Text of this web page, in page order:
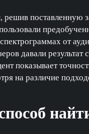
поставленную
от
давали
показывает
на различие